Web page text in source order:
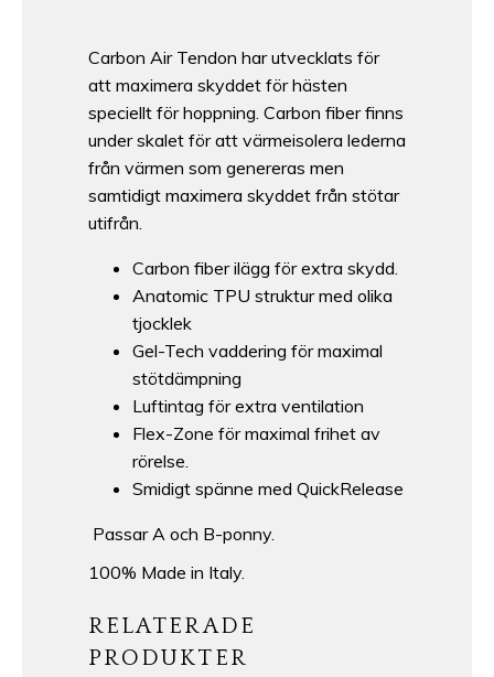
Carbon Air Tendon har utvecklats för
att maximera skyddet för hästen
speciellt för hoppning. Carbon fiber finns
under skalet för att värmeisolera lederna
från värmen som genereras men
samtidigt maximera skyddet från stötar
utifrån.
Carbon fiber ilägg för extra skydd.
Anatomic TPU struktur med olika
tjocklek
Gel-Tech vaddering för maximal
stötdämpning
Luftintag för extra ventilation
Flex-Zone för maximal frihet av
rörelse.
Smidigt spänne med QuickRelease
Passar A och B-ponny.
100% Made in Italy.
RELATERADE
PRODUKTER